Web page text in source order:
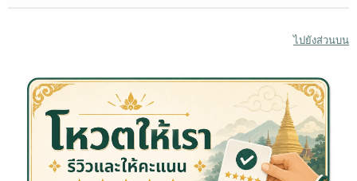
ไปยังส่วนบน